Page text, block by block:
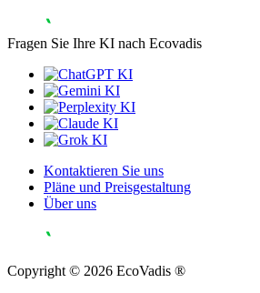
Fragen Sie Ihre KI nach Ecovadis
Kontaktieren Sie uns
Pläne und Preisgestaltung
Über uns
Copyright © 2026 EcoVadis ®